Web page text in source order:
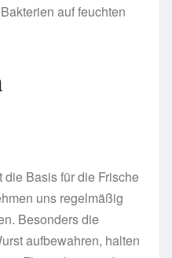
auf feuchten
Basis für die Frische
uns regelmäßig
Besonders die
aufbewahren, halten